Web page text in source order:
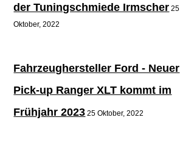
der Tuningschmiede Irmscher 25
Oktober, 2022
Fahrzeughersteller Ford - Neuer
Pick-up Ranger XLT kommt im
Frühjahr 2023 25 Oktober, 2022